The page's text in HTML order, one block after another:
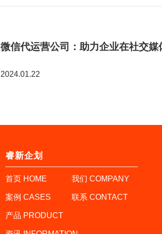
微信代运营公司：助力企业在社交媒
2024.01.22
睿新企划
首页 HOME 我们 COMPANY
案例 CASES 联系 CONTACT
产品 PRODUCT